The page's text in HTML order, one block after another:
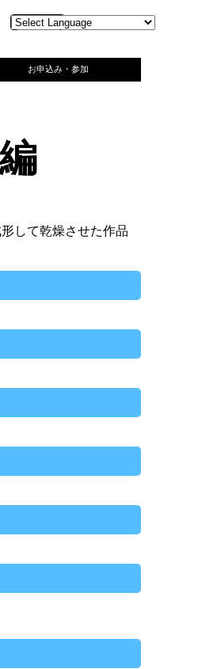
Powered
Translate
お申込み・参加
して乾燥させた作品